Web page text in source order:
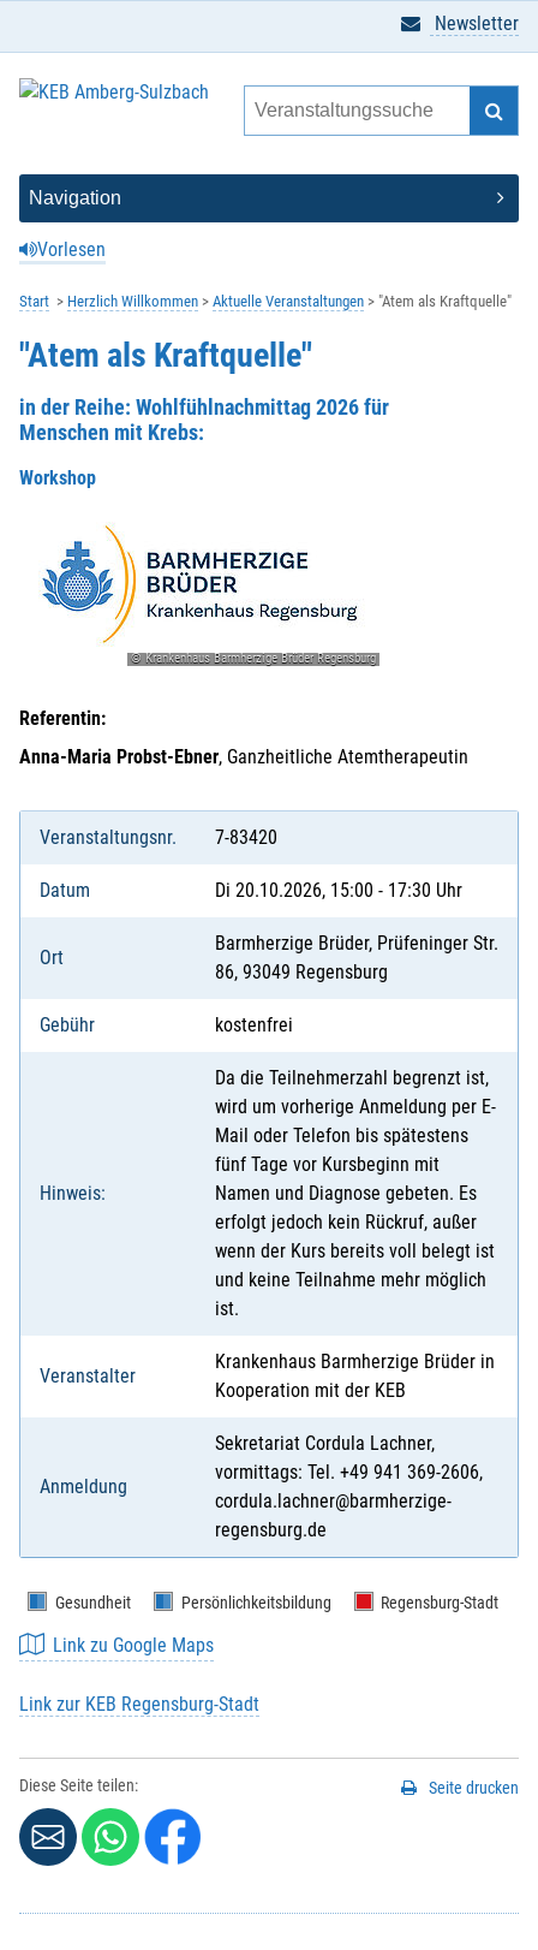
Vorlesen
Newsletter
Start Herzlich Willkommen Aktuelle Veranstaltungen "Atem als Kraftquelle"
"Atem als Kraftquelle"
in der Reihe: Wohlfühlnachmittag 2026 für
Menschen mit Krebs:
Workshop
© Krankenhaus Barmherzige Brüder Regensburg
Referentin:
Anna-Maria Probst-Ebner, Ganzheitliche Atemtherapeutin
Veranstaltungsnr. 7-83420
Datum Di 20.10.2026, 15:00 - 17:30 Uhr
Ort
Barmherzige Brüder, Prüfeninger Str.
86, 93049 Regensburg
Gebühr kostenfrei
Hinweis:
Da die Teilnehmerzahl begrenzt ist,
wird um vorherige Anmeldung per E-
Mail oder Telefon bis spätestens
fünf Tage vor Kursbeginn mit
Namen und Diagnose gebeten. Es
erfolgt jedoch kein Rückruf, außer
wenn der Kurs bereits voll belegt ist
und keine Teilnahme mehr möglich
ist.
Veranstalter
Krankenhaus Barmherzige Brüder in
Kooperation mit der KEB
Anmeldung
Sekretariat Cordula Lachner,
vormittags: Tel. +49 941 369-2606,
cordula.lachner@barmherzige-
regensburg.de
Gesundheit Persönlichkeitsbildung Regensburg-Stadt
Link zu Google Maps
Link zur KEB Regensburg-Stadt
Diese Seite teilen: Seite drucken